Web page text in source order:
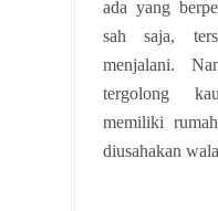
ada yang
sah saja,
menjalani.
tergolong
memiliki
diusahakan